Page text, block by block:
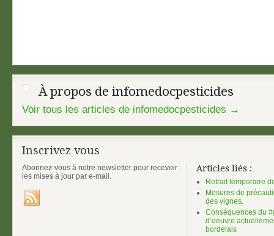
À propos de infomedocpesticides
Voir tous les articles de infomedocpesticides →
Inscrivez vous
Abonnez-vous à notre newsletter pour recevoir
les mises à jour par e-mail.
Articles liés :
Retrait temporaire
Mesures de
des vignes.
Conséquences du
d’oeuvre
bordelais